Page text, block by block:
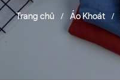
Trang chủ / Áo Khoát /